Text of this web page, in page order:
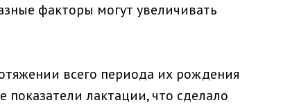
факторы могут увеличивать
всего периода их рождения
лактации, что сделало